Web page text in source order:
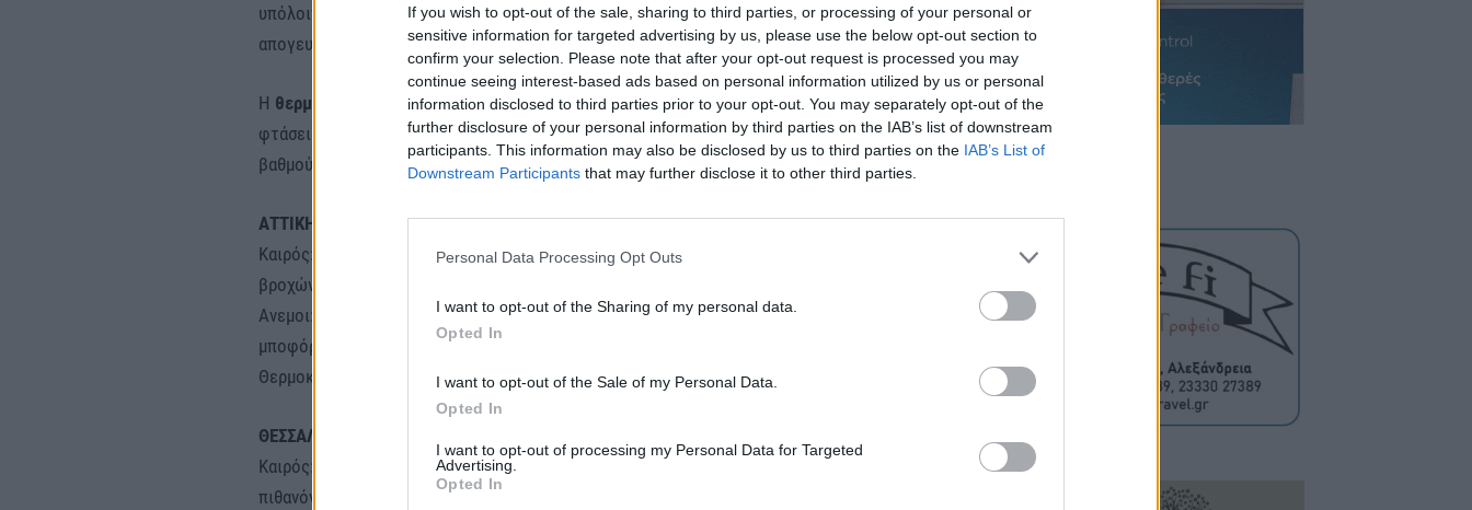
If you wish to opt-out of the sale, sharing to third parties, or processing of your personal or
sensitive information for targeted advertising by us, please use the below opt-out section to
confirm your selection. Please note that after your opt-out request is processed you may
continue seeing interest-based ads based on personal information utilized by us or personal
information disclosed to third parties prior to your opt-out. You may separately opt-out of the
further disclosure of your personal information by third parties on the IAB’s list of downstream
participants. This information may also be disclosed by us to third parties on the IAB’s List of
Downstream Participants that may further disclose it to other third parties.
Personal Data Processing Opt Outs
I want to opt-out of the Sharing of my personal data.
Opted In
I want to opt-out of the Sale of my Personal Data.
Opted In
I want to opt-out of processing my Personal Data for Targeted
Advertising.
Opted In
υπόλοιπες περιοχές από νότιες διευθύνσεις 6 με 7 και στο Αιγαίο μέχρι το
απογευμα τοπικά 8 μποφόρ.
Η θερμοκρασία
θα σημειώσει μικρή πτώση στα βόρεια και τα δυτικά όπου θα
φτάσει τους 15 με 17 βαθμούς ενώ στην υπόλοιπη χώρα θα φτάσει τους 18 με 20
βαθμούς Κελσίου.
ΑΤΤΙΚΗ
Καιρός: Λίγες νεφώσεις παροδικά αυξημένες με πιθανότητα ασθενών τοπικών
βροχών κυρίως τις μεσημβρινές και απογευματινές ώρες.
Ανεμοι: Τις πρωινές ώρες νότοι νοτιοδυτικοί 3 με 5 και στα ανατολικά έως 6
μποφόρ. Βαθμιαία θα στραφούν σε δυτικούς βορειοδυτικούς 4 με 5 μποφόρ.
Θερμοκρασία: Από 11 έως 20 βαθμούς Κελσίου.
ΘΕΣΣΑΛΟΝΙΚΗ
Καιρός: Λίγες νεφώσεις παροδικά αυξημένες με ασθενείς τοπικές βροχές και
πιθανόν μεμονωμένες καταιγίδες τις μεσημεριανές-απογευματινές ώρες.